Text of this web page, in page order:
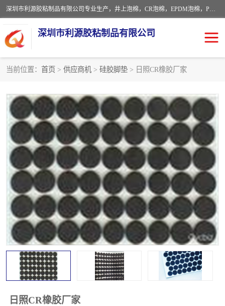
深圳市利源胶粘制品有限公司专业生产，井上泡棉，CR泡棉，EPDM泡棉，PORON泡棉厚度剖切，公差正负0.1mm，硅胶条，脚垫，异形一次成型，雕刻EVA海绵；包装材料:精密仪器、医疗器具、运输时缓冲、防震材料。建筑:住房装潢材料、房屋门窗密封；轻便、强韧性：轻便并且具有较强的韧性，良好的耐油性与耐溶剂性。隔热性：导热性低具有优越的保温性，具有的回弹性。
深圳市利源胶粘制品有限公司
当前位置： 首页 > 供应商机 > 硅胶脚垫 > 日照CR橡胶厂家
日照CR橡胶厂家
PORON泡棉 防火海绵
EVA珍珠棉异形 硅胶脚垫
佛橡胶泡棉